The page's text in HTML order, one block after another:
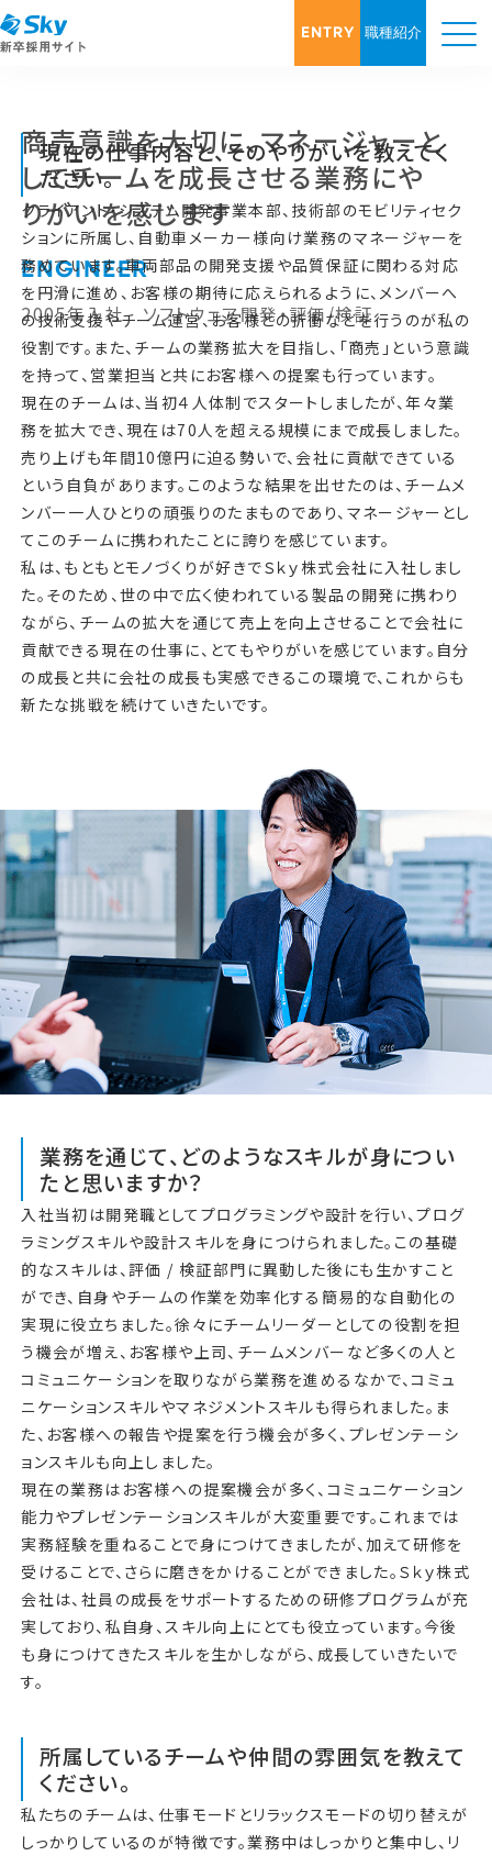
ENTRY 職種紹介
商売意識を大切に、マネージャーと
してチームを成長させる業務にや
りがいを感じます
ENGINEER
2005年入社 ソフトウェア開発・評価/検証
現在の仕事内容と、そのやりがいを教えてく
ださい。
クライアント・システム開発事業本部、技術部のモビリティセク
ションに所属し、自動車メーカー様向け業務のマネージャーを
務めています。車両部品の開発支援や品質保証に関わる対応
を円滑に進め、お客様の期待に応えられるように、メンバーへ
の技術支援やチーム運営、お客様との折衝などを行うのが私の
役割です。また、チームの業務拡大を目指し、「商売」という意識
を持って、営業担当と共にお客様への提案も行っています。
現在のチームは、当初４人体制でスタートしましたが、年々業
務を拡大でき、現在は70人を超える規模にまで成長しました。
売り上げも年間10億円に迫る勢いで、会社に貢献できている
という自負があります。このような結果を出せたのは、チームメ
ンバー一人ひとりの頑張りのたまものであり、マネージャーとし
てこのチームに携われたことに誇りを感じています。
私は、もともとモノづくりが好きでＳｋｙ株式会社に入社しまし
た。そのため、世の中で広く使われている製品の開発に携わり
ながら、チームの拡大を通じて売上を向上させることで会社に
貢献できる現在の仕事に、とてもやりがいを感じています。自分
の成長と共に会社の成長も実感できるこの環境で、これからも
新たな挑戦を続けていきたいです。
業務を通じて、どのようなスキルが身につい
たと思いますか？
入社当初は開発職としてプログラミングや設計を行い、プログ
ラミングスキルや設計スキルを身につけられました。この基礎
的なスキルは、評価 / 検証部門に異動した後にも生かすこと
ができ、自身やチームの作業を効率化する簡易的な自動化の
実現に役立ちました。徐々にチームリーダーとしての役割を担
う機会が増え、お客様や上司、チームメンバーなど多くの人と
コミュニケーションを取りながら業務を進めるなかで、コミュ
ニケーションスキルやマネジメントスキルも得られました。ま
た、お客様への報告や提案を行う機会が多く、プレゼンテーシ
ョンスキルも向上しました。
現在の業務はお客様への提案機会が多く、コミュニケーション
能力やプレゼンテーションスキルが大変重要です。これまでは
実務経験を重ねることで身につけてきましたが、加えて研修を
受けることで、さらに磨きをかけることができました。Ｓｋｙ株式
会社は、社員の成長をサポートするための研修プログラムが充
実しており、私自身、スキル向上にとても役立っています。今後
も身につけてきたスキルを生かしながら、成長していきたいで
す。
所属しているチームや仲間の雰囲気を教えて
ください。
私たちのチームは、仕事モードとリラックスモードの切り替えが
しっかりしているのが特徴です。業務中はしっかりと集中し、リ